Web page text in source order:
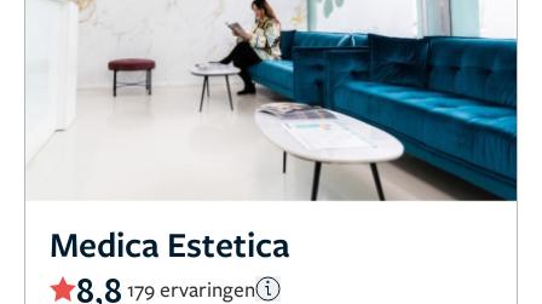
Medica Estetica
8,8 179 ervaringen